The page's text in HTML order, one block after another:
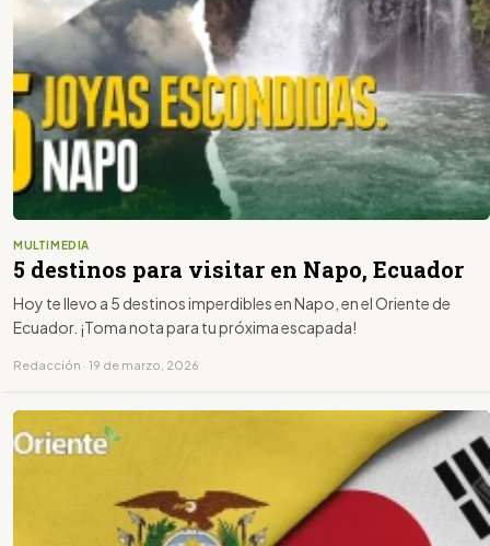
MULTIMEDIA
5 destinos para visitar en Napo, Ecuador
Hoy te llevo a 5 destinos imperdibles en Napo, en el Oriente de
Ecuador. ¡Toma nota para tu próxima escapada!
Redacción · 19 de marzo, 2026